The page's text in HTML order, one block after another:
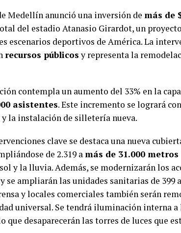
Medellín anunció una inversión de más de
del estadio Atanasio Girardot, un
escenarios deportivos de América. La
recursos públicosy representa la
contempla un aumento del 33% en la
asistentes. Este incremento se logrará
la instalación de silletería nueva.
clave se destaca una nueva
de 2.319 amás de 31.000
y la lluvia. Además, se modernizarán los
se ampliarán las unidades sanitarias de 399
y locales comerciales también serán
universal. Se tendrá iluminación interna
que desaparecerán las torres de luces que